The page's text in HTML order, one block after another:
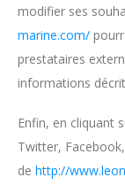
modifier ses
marine.com/
prestataires
informations
Enfin, en cliquant
Twitter,
de http://